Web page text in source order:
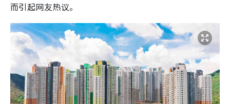
而引起网友热议。